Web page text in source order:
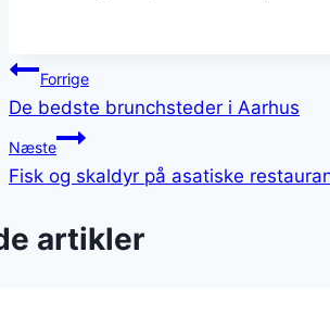
Indlægsnavigation
Forrige
De bedste brunchsteder i Aarhus
Næste
Fisk og skaldyr på asatiske
artikler